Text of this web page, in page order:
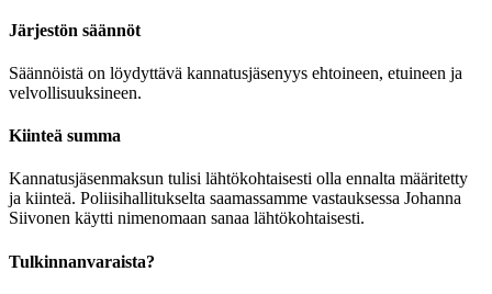
Järjestön säännöt
Säännöistä on löydyttävä kannatusjäsenyys ehtoineen, etuineen ja
velvollisuuksineen.
Kiinteä summa
Kannatusjäsenmaksun tulisi lähtökohtaisesti olla ennalta määritetty
ja kiinteä. Poliisihallitukselta saamassamme vastauksessa Johanna
Siivonen käytti nimenomaan sanaa lähtökohtaisesti.
Tulkinnanvaraista?